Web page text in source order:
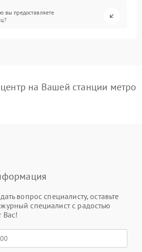
вы предоставляете
на Вашей станции метро
вопрос специалисту, оставьте
специалист с радостью
Вас!